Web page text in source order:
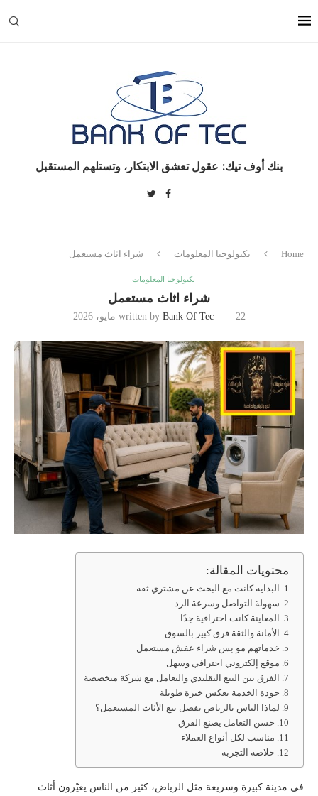
بنك أوف تيك: عقول تعشق الابتكار، وتستلهم المستقبل
Home تكنولوجيا المعلومات شراء اثاث مستعمل
تكنولوجيا المعلومات
شراء اثاث مستعمل
written by Bank Of Tec 22 مايو، 2026
محتويات المقالة:
البداية كانت مع البحث عن مشتري ثقة
سهولة التواصل وسرعة الرد
المعاينة كانت احترافية جدًا
الأمانة والثقة فرق كبير بالسوق
خدماتهم مو بس شراء عفش مستعمل
موقع إلكتروني احترافي وسهل
الفرق بين البيع التقليدي والتعامل مع شركة متخصصة
جودة الخدمة تعكس خبرة طويلة
لماذا الناس بالرياض تفضل بيع الأثاث المستعمل؟
حسن التعامل يصنع الفرق
مناسب لكل أنواع العملاء
خلاصة التجربة
في مدينة كبيرة وسريعة مثل الرياض، كثير من الناس يغيّرون أثاث